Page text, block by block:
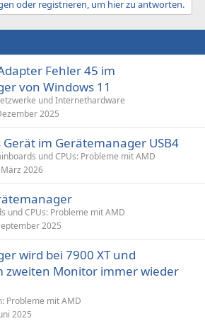
oder registrieren, um hier zu antworten.
Fehler 45 im
von Windows 11
und Internethardware
2025
im Gerätemanager USB4
und CPUs: Probleme mit AMD
2026
und CPUs: Probleme mit AMD
2025
wird bei 7900 XT und
zweiten Monitor immer wieder
Probleme mit AMD
2025